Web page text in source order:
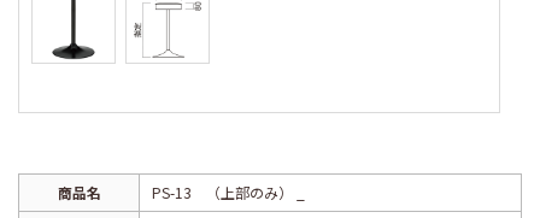
商品名
PS-13 （上部のみ） _